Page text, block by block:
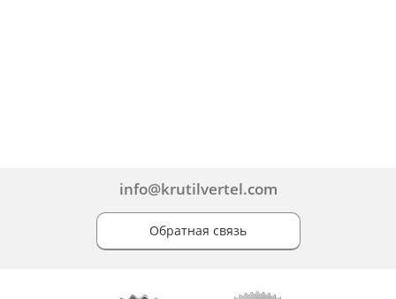
info@krutilvertel.com
Обратная связь